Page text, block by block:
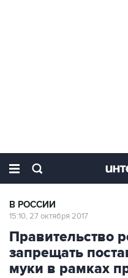
В РОССИИ
15:10, 27 октября 2017
Правительство
запрещать
муки в рамках